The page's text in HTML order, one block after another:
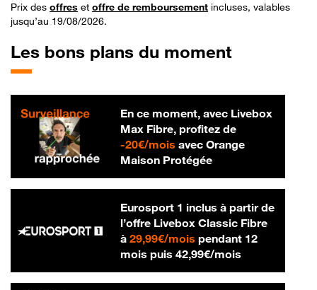
Prix des offres et offre de remboursement incluses, valables
jusqu’au 19/08/2026.
Les bons plans du moment
En ce moment, avec Livebox
Max Fibre, profitez de
-20€/mois20 € par mois
avec Orange
Maison Protégée
Eurosport 1 inclus à partir de
l’offre Livebox Classic Fibre
à 29,99€/mois29,99 € par mois
pendant 12
mois puis 42,99€/mois42,99 € par